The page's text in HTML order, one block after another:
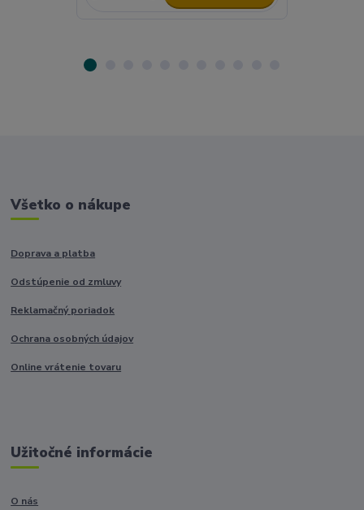
Všetko o nákupe
Doprava a platba
Odstúpenie od zmluvy
Reklamačný poriadok
Ochrana osobných údajov
Online vrátenie tovaru
Užitočné informácie
O nás